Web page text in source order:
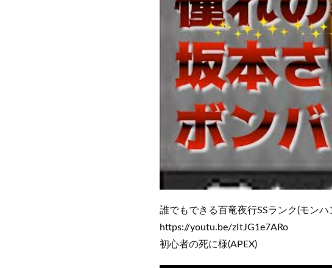
誰でもできる百竜夜行SSランク(モンハ
https://youtu.be/zItJG1e7ARo
初心者の死に様(APEX)